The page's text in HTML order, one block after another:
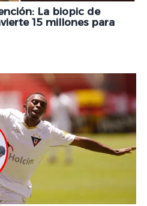
La biopic de
15 millones para